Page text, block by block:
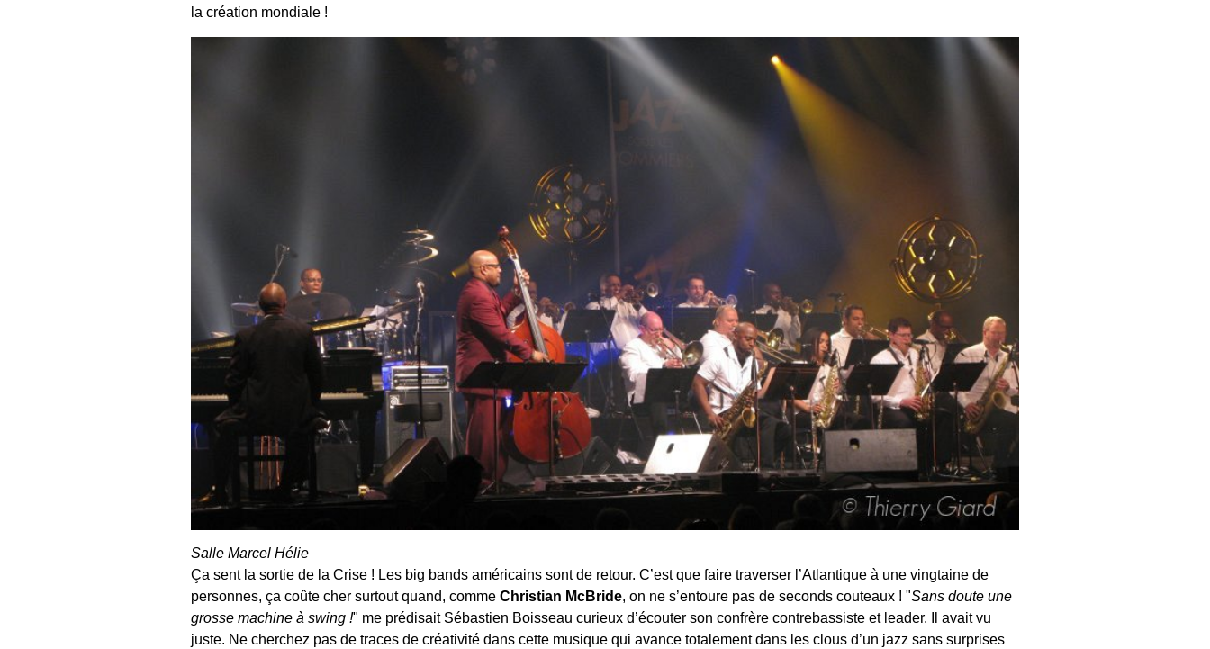
la création mondiale !
Salle Marcel Hélie
Ça sent la sortie de la Crise ! Les big bands américains sont de retour. C’est que faire traverser l’Atlantique à une vingtaine de
personnes, ça coûte cher surtout quand, comme Christian McBride, on ne s’entoure pas de seconds couteaux ! "Sans doute une
grosse machine à swing !" me prédisait Sébastien Boisseau curieux d’écouter son confrère contrebassiste et leader. Il avait vu
juste. Ne cherchez pas de traces de créativité dans cette musique qui avance totalement dans les clous d’un jazz sans surprises